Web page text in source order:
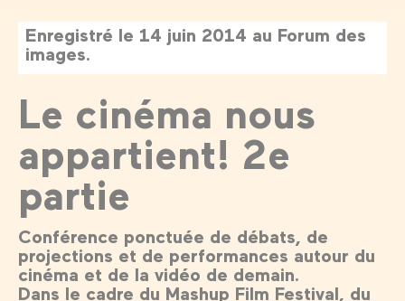
Enregistré le 14 juin 2014 au Forum des
images.
Le cinéma nous
appartient! 2e
partie
Conférence ponctuée de débats, de
projections et de performances autour du
cinéma et de la vidéo de demain.
Dans le cadre du Mashup Film Festival, du